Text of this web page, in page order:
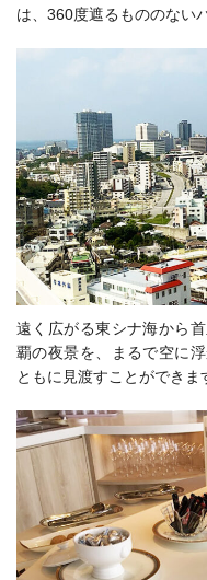
は、360度遮るもののない
遠く広がる東シナ海から
覇の夜景を、まるで空に
ともに見渡すことができま